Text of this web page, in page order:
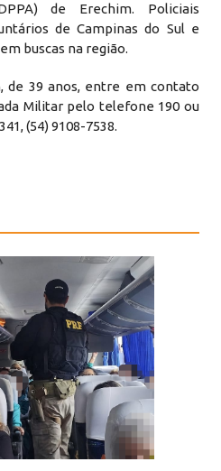
de Erechim. Policiais
de Campinas do Sul e
buscas na região.
de 39 anos, entre em contato
Militar pelo telefone 190 ou
(54) 9108-7538.